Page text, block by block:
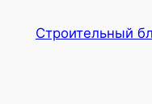
Строительный